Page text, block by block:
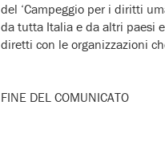
del ‘Campeggio per i diritti
da tutta Italia e da altri paesi
diretti con le organizzazioni
FINE DEL COMUNICATO